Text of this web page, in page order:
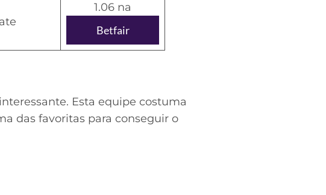
1.06 na
Betfair
Esta equipe costuma
das favoritas para conseguir o